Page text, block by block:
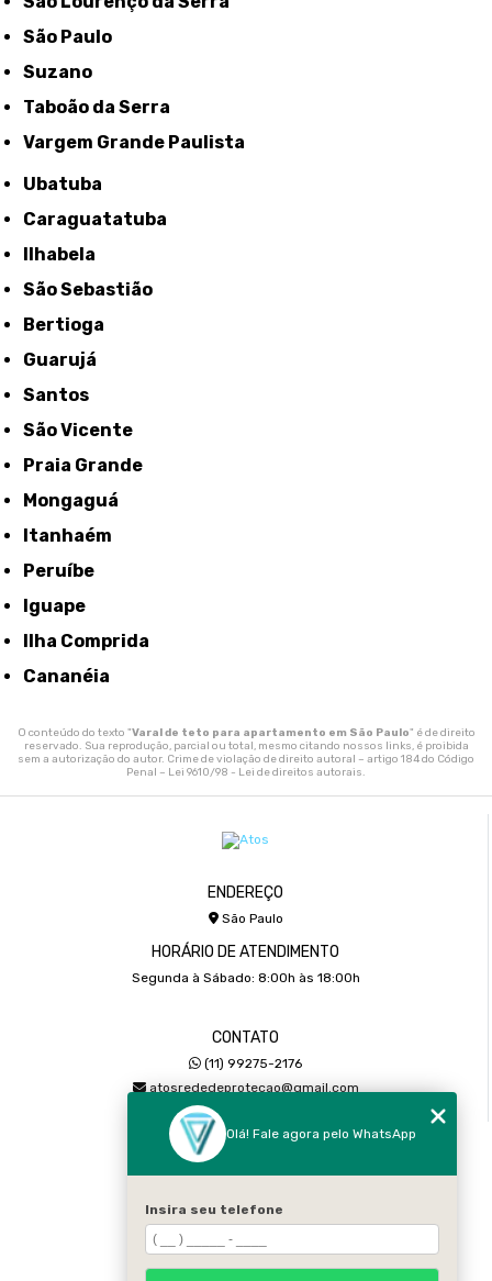
São Paulo
Suzano
Taboão da Serra
Vargem Grande Paulista
Ubatuba
Caraguatatuba
Ilhabela
São Sebastião
Bertioga
Guarujá
Santos
São Vicente
Praia Grande
Mongaguá
Itanhaém
Peruíbe
Iguape
Ilha Comprida
Cananéia
O conteúdo do texto "Varal de teto para apartamento em São Paulo" é de direito
reservado. Sua reprodução, parcial ou total, mesmo citando nossos links, é proibida
sem a autorização do autor. Crime de violação de direito autoral – artigo 184 do Código
Penal – Lei 9610/98 - Lei de direitos autorais.
ENDEREÇO
São Paulo
HORÁRIO DE ATENDIMENTO
Segunda à Sábado: 8:00h às 18:00h
CONTATO
(11) 99275-2176
atosrededeprotecao@gmail.com
Home
Sobre
Galeria
Olá! Fale agora pelo WhatsApp
Insira seu telefone